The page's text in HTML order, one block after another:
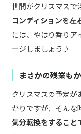
世間がクリスマスで
コンディションを左
には、やはり香りア
ージしましょう♪
まさかの残業も
クリスマスの予定が
かりですが、そんな
気分転換をすること